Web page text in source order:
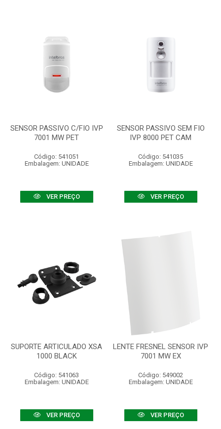
SENSOR PASSIVO C/FIO IVP
7001 MW PET
Código: 541051
Embalagem: UNIDADE
VER PREÇO
SENSOR PASSIVO SEM FIO
IVP 8000 PET CAM
Código: 541035
Embalagem: UNIDADE
VER PREÇO
SUPORTE ARTICULADO XSA
1000 BLACK
Código: 541063
Embalagem: UNIDADE
VER PREÇO
LENTE FRESNEL SENSOR IVP
7001 MW EX
Código: 549002
Embalagem: UNIDADE
VER PREÇO